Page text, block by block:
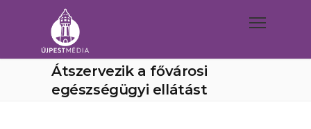
Átszervezik a fővárosi
egészségügyi ellátást